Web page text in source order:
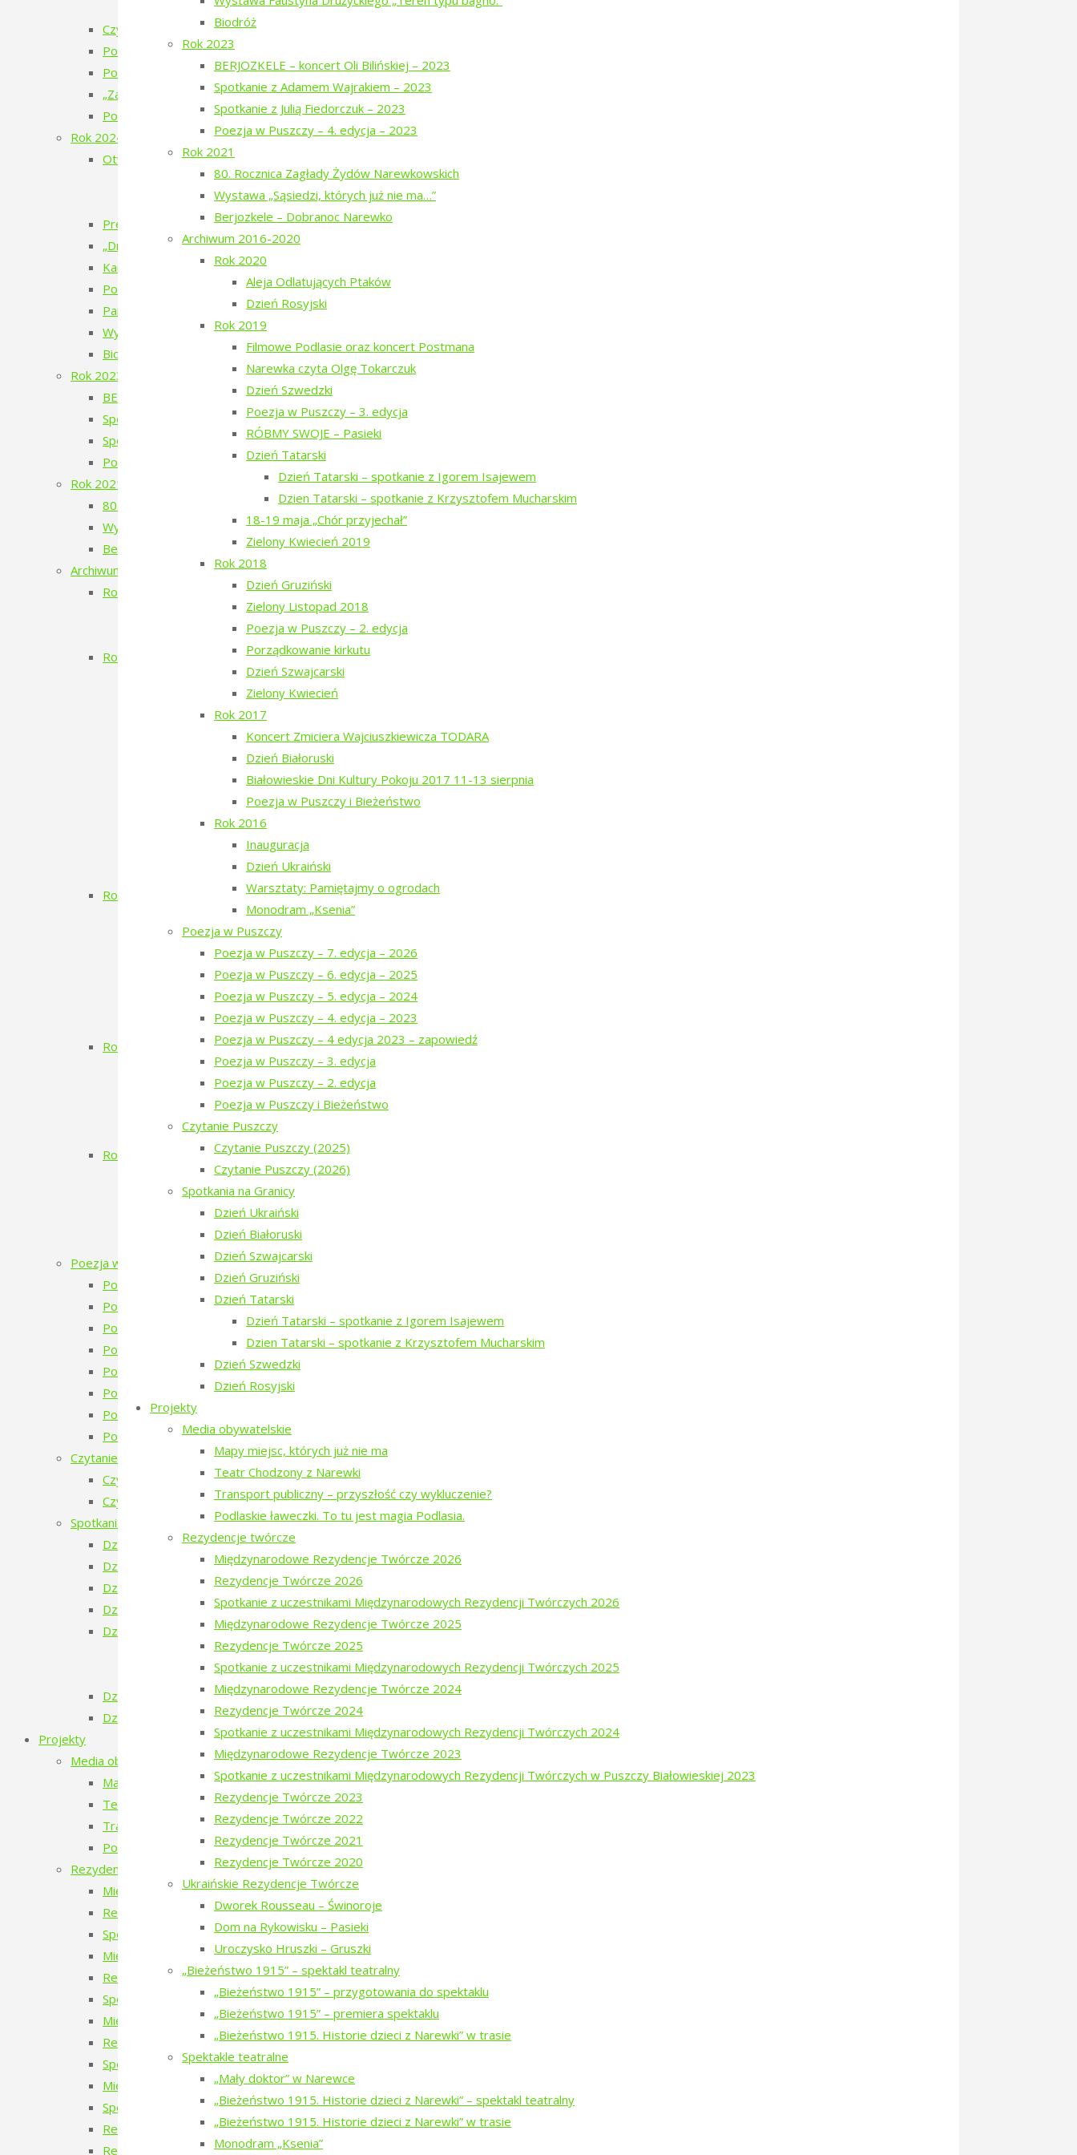
Biodróż
Rok 2023
BERJOZKELE – koncert Oli Bilińskiej – 2023
Spotkanie z Adamem Wajrakiem – 2023
Spotkanie z Julią Fiedorczuk – 2023
Poezja w Puszczy – 4. edycja – 2023
Rok 2021
80. Rocznica Zagłady Żydów Narewkowskich
Wystawa „Sąsiedzi, których już nie ma…”
Berjozkele – Dobranoc Narewko
Archiwum 2016-2020
Rok 2020
Aleja Odlatujących Ptaków
Dzień Rosyjski
Rok 2019
Filmowe Podlasie oraz koncert Postmana
Narewka czyta Olgę Tokarczuk
Dzień Szwedzki
Poezja w Puszczy – 3. edycja
RÓBMY SWOJE – Pasieki
Dzień Tatarski
Dzień Tatarski – spotkanie z Igorem Isajewem
Dzien Tatarski – spotkanie z Krzysztofem Mucharskim
18-19 maja „Chór przyjechał”
Zielony Kwiecień 2019
Rok 2018
Dzień Gruziński
Zielony Listopad 2018
Poezja w Puszczy – 2. edycja
Porządkowanie kirkutu
Dzień Szwajcarski
Zielony Kwiecień
Rok 2017
Koncert Zmiciera Wajciuszkiewicza TODARA
Dzień Białoruski
Białowieskie Dni Kultury Pokoju 2017 11-13 sierpnia
Poezja w Puszczy i Bieżeństwo
Rok 2016
Inauguracja
Dzień Ukraiński
Warsztaty: Pamiętajmy o ogrodach
Monodram „Ksenia”
Poezja w Puszczy
Poezja w Puszczy – 7. edycja – 2026
Poezja w Puszczy – 6. edycja – 2025
Poezja w Puszczy – 5. edycja – 2024
Poezja w Puszczy – 4. edycja – 2023
Poezja w Puszczy – 4 edycja 2023 – zapowiedź
Poezja w Puszczy – 3. edycja
Poezja w Puszczy – 2. edycja
Poezja w Puszczy i Bieżeństwo
Czytanie Puszczy
Czytanie Puszczy (2025)
Czytanie Puszczy (2026)
Spotkania na Granicy
Dzień Ukraiński
Dzień Białoruski
Dzień Szwajcarski
Dzień Gruziński
Dzień Tatarski
Dzień Tatarski – spotkanie z Igorem Isajewem
Dzien Tatarski – spotkanie z Krzysztofem Mucharskim
Dzień Szwedzki
Dzień Rosyjski
Projekty
Media obywatelskie
Mapy miejsc, których już nie ma
Teatr Chodzony z Narewki
Transport publiczny – przyszłość czy wykluczenie?
Podlaskie ławeczki. To tu jest magia Podlasia.
Rezydencje twórcze
Międzynarodowe Rezydencje Twórcze 2026
Rezydencje Twórcze 2026
Spotkanie z uczestnikami Międzynarodowych Rezydencji Twórczych 2026
Międzynarodowe Rezydencje Twórcze 2025
Rezydencje Twórcze 2025
Spotkanie z uczestnikami Międzynarodowych Rezydencji Twórczych 2025
Międzynarodowe Rezydencje Twórcze 2024
Rezydencje Twórcze 2024
Spotkanie z uczestnikami Międzynarodowych Rezydencji Twórczych 2024
Międzynarodowe Rezydencje Twórcze 2023
Spotkanie z uczestnikami Międzynarodowych Rezydencji Twórczych w Puszczy Białowieskiej 2023
Rezydencje Twórcze 2023
Rezydencje Twórcze 2022
Rezydencje Twórcze 2021
Rezydencje Twórcze 2020
Ukraińskie Rezydencje Twórcze
Dworek Rousseau – Świnoroje
Dom na Rykowisku – Pasieki
Uroczysko Hruszki – Gruszki
„Bieżeństwo 1915” – spektakl teatralny
„Bieżeństwo 1915” – przygotowania do spektaklu
„Bieżeństwo 1915” – premiera spektaklu
„Bieżeństwo 1915. Historie dzieci z Narewki” w trasie
Spektakle teatralne
„Mały doktor” w Narewce
„Bieżeństwo 1915. Historie dzieci z Narewki” ⁠–⁠ spektakl teatralny
„Bieżeństwo 1915. Historie dzieci z Narewki” w trasie
Monodram „Ksenia”
„Bieżeństwo 1915” – premiera spektaklu
Czytanie Puszczy – cykl filmów
Pokaz filmu „Bieżeńcy 1915-1922” i spacer z Teatrem Chodzonym
Poezja w Puszczy – 6. edycja – 2025
„Zatrzymać ulotne” – warsztaty pracy twórczej z pamięcią
Pokaz filmu „Doktor” Beaty Hyży-Czołpińskiej
Rok 2024
Otwarcie wystawy – Bieżeństwo 1915
Bieżeństwo – zapomniane uchodźstwo
Bezhenstvo – the exile / Бежанства
Premiera książki poetyckiej Julii Fiedorczuk „Glif”
„Drobny kruchy człowiek”
Kamienie musiały polecieć – spotkanie z Anetą Prymaką
Poezja w Puszczy – 5. edycja – 2024
Pan Les
Wystawa Faustyna Drużyckiego „Teren typu bagno.”
Biodróż
Rok 2023
BERJOZKELE – koncert Oli Bilińskiej – 2023
Spotkanie z Adamem Wajrakiem – 2023
Spotkanie z Julią Fiedorczuk – 2023
Poezja w Puszczy – 4. edycja – 2023
Rok 2021
80. Rocznica Zagłady Żydów Narewkowskich
Wystawa „Sąsiedzi, których już nie ma…”
Berjozkele – Dobranoc Narewko
Archiwum 2016-2020
Rok 2020
Aleja Odlatujących Ptaków
Rok 2019
Filmowe Podlasie oraz koncert Postmana
Narewka czyta Olgę Tokarczuk
Dzień Szwedzki
Poezja w Puszczy – 3. edycja
RÓBMY SWOJE – Pasieki
Dzień Tatarski – spotkanie z Igorem Isajewem
Dzien Tatarski – spotkanie z Krzysztofem Mucharskim
18-19 maja „Chór przyjechał”
Zielony Kwiecień 2019
Rok 2018
Zielony Listopad 2018
Poezja w Puszczy – 2. edycja
Porządkowanie kirkutu
Dzień Szwajcarski
Zielony Kwiecień
Rok 2017
Koncert Zmiciera Wajciuszkiewicza TODARA
Dzień Białoruski
Białowieskie Dni Kultury Pokoju 2017 11-13 sierpnia
Poezja w Puszczy i Bieżeństwo
Rok 2016
Dzień Ukraiński
Warsztaty: Pamiętajmy o ogrodach
Monodram „Ksenia”
Poezja w Puszczy
Poezja w Puszczy – 7. edycja – 2026
Poezja w Puszczy – 6. edycja – 2025
Poezja w Puszczy – 5. edycja – 2024
Poezja w Puszczy – 4. edycja – 2023
Poezja w Puszczy – 4 edycja 2023 – zapowiedź
Poezja w Puszczy – 3. edycja
Poezja w Puszczy – 2. edycja
Poezja w Puszczy i Bieżeństwo
Czytanie Puszczy
Czytanie Puszczy (2025)
Czytanie Puszczy (2026)
Spotkania na Granicy
Dzień Ukraiński
Dzień Białoruski
Dzień Szwajcarski
Dzień Gruziński
Dzień Tatarski
Dzień Tatarski – spotkanie z Igorem Isajewem
Dzien Tatarski – spotkanie z Krzysztofem Mucharskim
Dzień Szwedzki
Dzień Rosyjski
Projekty
Media obywatelskie
Mapy miejsc, których już nie ma
Teatr Chodzony z Narewki
Transport publiczny – przyszłość czy wykluczenie?
Podlaskie ławeczki. To tu jest magia Podlasia.
Rezydencje twórcze
Międzynarodowe Rezydencje Twórcze 2026
Rezydencje Twórcze 2026
Spotkanie z uczestnikami Międzynarodowych Rezydencji Twórczych 2026
Międzynarodowe Rezydencje Twórcze 2025
Rezydencje Twórcze 2025
Spotkanie z uczestnikami Międzynarodowych Rezydencji Twórczych 2025
Międzynarodowe Rezydencje Twórcze 2024
Rezydencje Twórcze 2024
Spotkanie z uczestnikami Międzynarodowych Rezydencji Twórczych 2024
Międzynarodowe Rezydencje Twórcze 2023
Spotkanie z uczestnikami Międzynarodowych Rezydencji Twórczych w Puszczy Białowieskiej 2023
Rezydencje Twórcze 2023
Rezydencje Twórcze 2022